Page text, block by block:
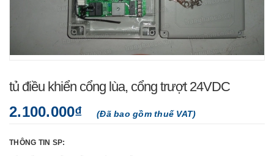
tủ điều khiển cổng lùa, cổng trượt 24VDC
2.100.000₫ (Đã bao gồm thuế VAT)
THÔNG TIN SP: